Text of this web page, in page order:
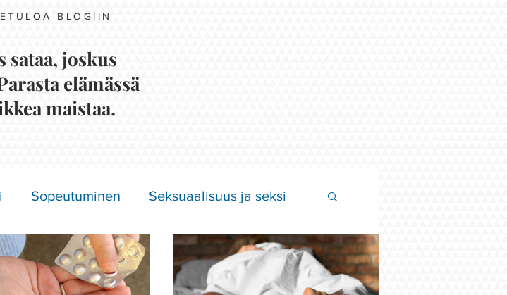
BLOGIIN
sataa, joskus
elämässä
maistaa.
Sopeutuminen Seksuaalisuus ja seksi